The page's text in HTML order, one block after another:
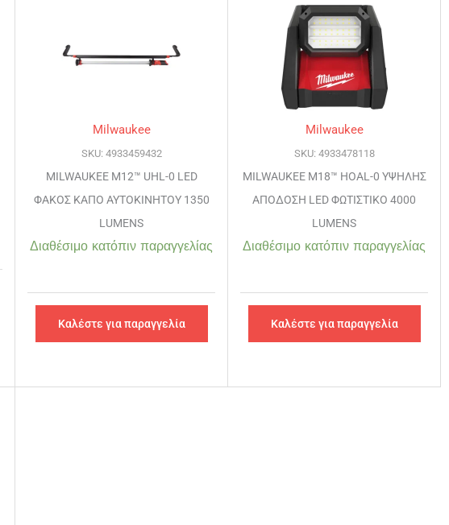
Milwaukee
SKU: 4933459432
MILWAUKEE M12™ UHL-0 LED
ΦΑΚΟΣ ΚΑΠΟ ΑΥΤΟΚΙΝΗΤΟΥ 1350
LUMENS
Διαθέσιμο κατόπιν παραγγελίας
Καλέστε για παραγγελία
Milwaukee
SKU: 4933478118
MILWAUKEE M18™ HOAL-0 ΥΨΗΛΗΣ
ΑΠΟΔΟΣΗ LED ΦΩΤΙΣΤΙΚΟ 4000
LUMENS
Διαθέσιμο κατόπιν παραγγελίας
Καλέστε για παραγγελία